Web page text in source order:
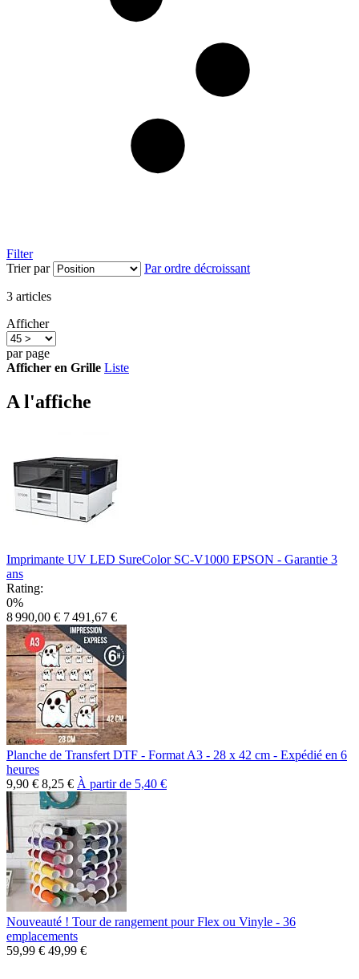
Filter
Trier par
Par ordre décroissant
3 articles
Afficher
par page
Afficher en Grille Liste
A l'affiche
Imprimante UV LED SureColor SC-V1000 EPSON - Garantie 3
ans
Rating:
0%
8 990,00 € 7 491,67 €
Planche de Transfert DTF - Format A3 - 28 x 42 cm - Expédié en 6
heures
9,90 € 8,25 € À partir de 5,40 €
Nouveauté ! Tour de rangement pour Flex ou Vinyle - 36
emplacements
59,99 € 49,99 €